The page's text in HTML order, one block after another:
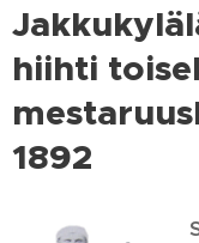
hiihti
1892